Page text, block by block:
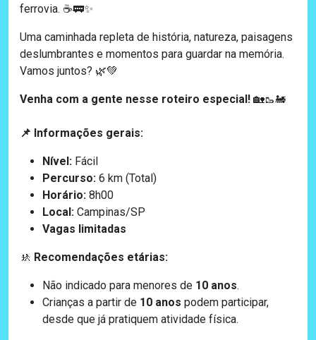
ferrovia. ☕🚃✨
Uma caminhada repleta de história, natureza, paisagens
deslumbrantes e momentos para guardar na memória.
Vamos juntos? 🌿💚
Venha com a gente nesse roteiro especial! 🏡🥾🚂
📌 Informações gerais:
Nível: Fácil
Percurso: 6 km (Total)
Horário: 8h00
Local: Campinas/SP
Vagas limitadas
🚸 Recomendações etárias:
Não indicado para menores de 10 anos.
Crianças a partir de 10 anos podem participar,
desde que já pratiquem atividade física.